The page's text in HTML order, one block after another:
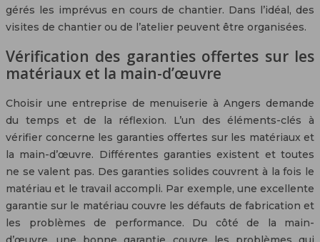
gérés les imprévus en cours de chantier. Dans l’idéal, des
visites de chantier ou de l’atelier peuvent être organisées.
Vérification des garanties offertes sur les
matériaux et la main-d’œuvre
Choisir une entreprise de menuiserie à Angers demande
du temps et de la réflexion. L’un des éléments-clés à
vérifier concerne les garanties offertes sur les matériaux et
la main-d’œuvre. Différentes garanties existent et toutes
ne se valent pas. Des garanties solides couvrent à la fois le
matériau et le travail accompli. Par exemple, une excellente
garantie sur le matériau couvre les défauts de fabrication et
les problèmes de performance. Du côté de la main-